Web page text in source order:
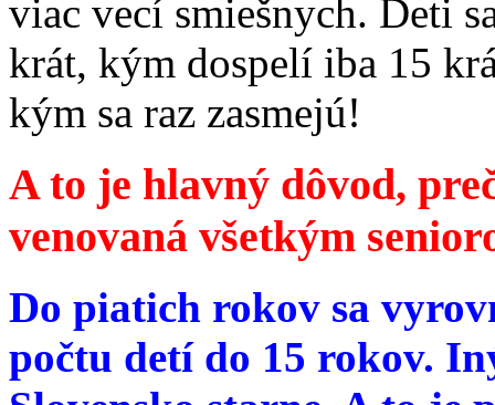
viac vecí smiešnych. Deti
krát, kým dospelí iba 15
kým sa raz zasmejú!
A to je hlavný dôvod,
venovaná všetkým
Do piatich rokov sa
počtu detí do 15 rokov.